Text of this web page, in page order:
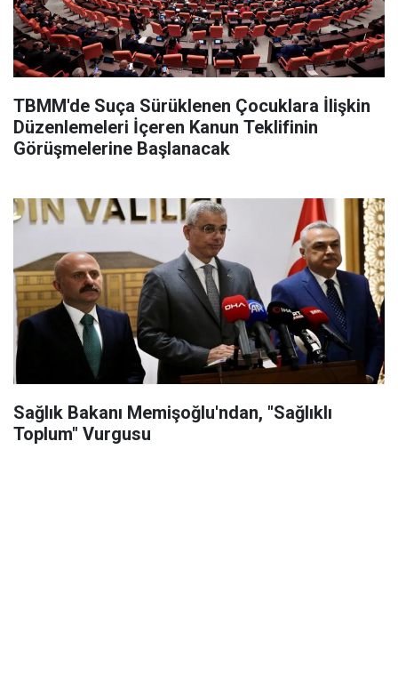
TBMM'de Suça Sürüklenen Çocuklara İlişkin
Düzenlemeleri İçeren Kanun Teklifinin
Görüşmelerine Başlanacak
Sağlık Bakanı Memişoğlu'ndan, "Sağlıklı
Toplum" Vurgusu